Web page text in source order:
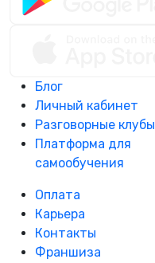
Блог
Личный кабинет
Разговорные клубы
Платформа для
самообучения
Оплата
Карьера
Контакты
Франшиза